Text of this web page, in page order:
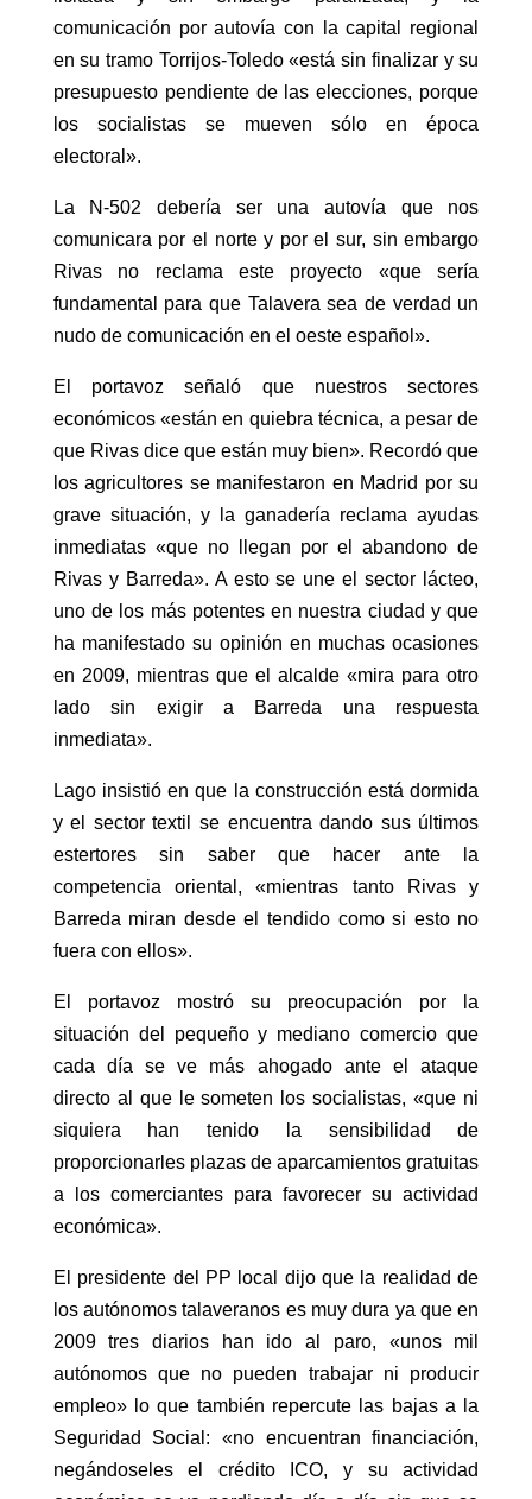
comunicación por autovía con la capital regional
en su tramo Torrijos-Toledo «está sin finalizar y su
presupuesto pendiente de las elecciones, porque
los socialistas se mueven sólo en época
electoral».
La N-502 debería ser una autovía que nos
comunicara por el norte y por el sur, sin embargo
Rivas no reclama este proyecto «que sería
fundamental para que Talavera sea de verdad un
nudo de comunicación en el oeste español».
El portavoz señaló que nuestros sectores
económicos «están en quiebra técnica, a pesar de
que Rivas dice que están muy bien». Recordó que
los agricultores se manifestaron en Madrid por su
grave situación, y la ganadería reclama ayudas
inmediatas «que no llegan por el abandono de
Rivas y Barreda». A esto se une el sector lácteo,
uno de los más potentes en nuestra ciudad y que
ha manifestado su opinión en muchas ocasiones
en 2009, mientras que el alcalde «mira para otro
lado sin exigir a Barreda una respuesta
inmediata».
Lago insistió en que la construcción está dormida
y el sector textil se encuentra dando sus últimos
estertores sin saber que hacer ante la
competencia oriental, «mientras tanto Rivas y
Barreda miran desde el tendido como si esto no
fuera con ellos».
El portavoz mostró su preocupación por la
situación del pequeño y mediano comercio que
cada día se ve más ahogado ante el ataque
directo al que le someten los socialistas, «que ni
siquiera han tenido la sensibilidad de
proporcionarles plazas de aparcamientos gratuitas
a los comerciantes para favorecer su actividad
económica».
El presidente del PP local dijo que la realidad de
los autónomos talaveranos es muy dura ya que en
2009 tres diarios han ido al paro, «unos mil
autónomos que no pueden trabajar ni producir
empleo» lo que también repercute las bajas a la
Seguridad Social: «no encuentran financiación,
negándoseles el crédito ICO, y su actividad